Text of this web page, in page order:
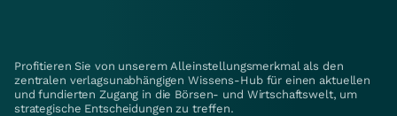
Profitieren Sie von unserem Alleinstellungsmerkmal als den
zentralen verlagsunabhängigen Wissens-Hub für einen aktuellen
und fundierten Zugang in die Börsen- und Wirtschaftswelt, um
strategische Entscheidungen zu treffen.